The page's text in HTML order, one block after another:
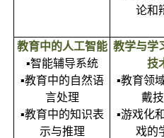
论和
教育中的人工智能
▪智能辅导系统
▪教育中的自然语
言处理
▪教育中的知识表
示与推理
教学与学
技
▪教育领
戴
▪游戏化
戏的